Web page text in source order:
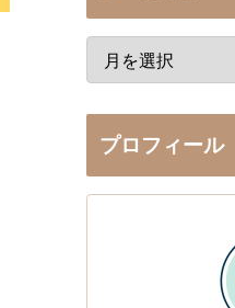
プロフィール